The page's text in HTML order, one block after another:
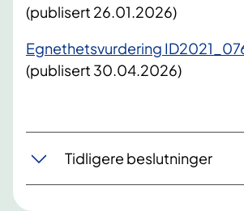
(publisert 26.01.2026)
Egnethetsvurdering
(publisert 30.04.2026)
Tidligere beslutninger